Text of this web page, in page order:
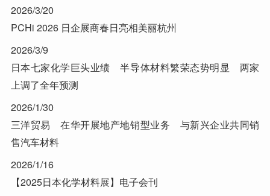
2026/3/20
PCHi 2026 日企展商春日亮相美丽杭州
2026/3/9
日本七家化学巨头业绩 半导体材料繁荣态势明显 两家
上调了全年预测
2026/1/30
三洋贸易 在华开展地产地销型业务 与新兴企业共同销
售汽车材料
2026/1/16
【2025日本化学材料展】电子会刊